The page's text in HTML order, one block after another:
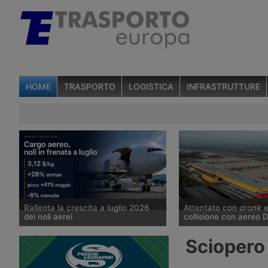
HOME TRASPORTO LOGISTICA INFRASTRUTTURE
Rallenta la crescita a luglio 2026
dei noli aerei
I noli spot del trasporto aereo delle
merci sono saliti del 28% su base
annua a luglio, a 3,12 dollari per kg,
Attentato con drone
collisione con aereo
stato individuato la
agosto nei pressi di un